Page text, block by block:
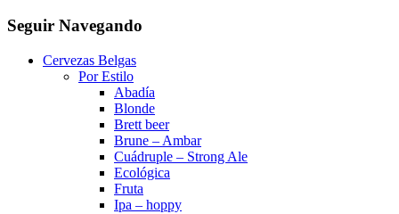
Seguir Navegando
Cervezas Belgas
Por Estilo
Abadía
Blonde
Brett beer
Brune – Ambar
Cuádruple – Strong Ale
Ecológica
Fruta
Ipa – hoppy